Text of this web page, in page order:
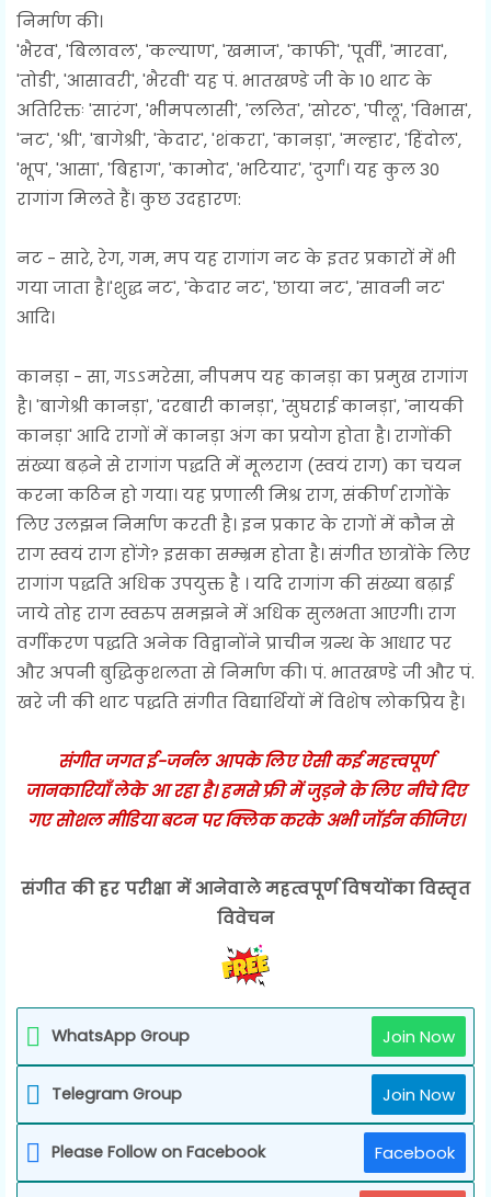
निर्माण की।
'भैरव', 'बिलावल', 'कल्याण', 'खमाज', 'काफी', 'पूर्वी', 'मारवा',
'तोडी', 'आसावरी', 'भैरवी' यह पं. भातखण्डे जी के 10 थाट के
अतिरिक्तः 'सारंग', 'भीमपलासी', 'ललित', 'सोरठ', 'पीलू', 'विभास',
'नट', 'श्री', 'बागेश्री', 'केदार', 'शंकरा', 'कानड़ा', 'मल्हार', 'हिंदोल',
'भूप', 'आसा', 'बिहाग', 'कामोद', 'भटियार', 'दुर्गा'। यह कुल 30
रागांग मिलते हैं। कुछ उदहारण:
नट - सारे, रेग, गम, मप यह रागांग नट के इतर प्रकारों में भी
गया जाता है।'शुद्ध नट', 'केदार नट', 'छाया नट', 'सावनी नट'
आदि।
कानड़ा - सा, गऽऽमरेसा, नीपमप यह कानड़ा का प्रमुख रागांग
है। 'बागेश्री कानड़ा', 'दरबारी कानड़ा', 'सुघराई कानड़ा', 'नायकी
कानड़ा' आदि रागों में कानड़ा अंग का प्रयोग होता है। रागोंकी
संख्या बढ़ने से रागांग पद्धति में मूलराग (स्वयं राग) का चयन
करना कठिन हो गया। यह प्रणाली मिश्र राग, संकीर्ण रागोंके
लिए उलझन निर्माण करती है। इन प्रकार के रागों में कौन से
राग स्वयं राग होंगे? इसका सम्भ्रम होता है। संगीत छात्रोंके लिए
रागांग पद्धति अधिक उपयुक्त है । यदि रागांग की संख्या बढ़ाई
जाये तोह राग स्वरुप समझने में अधिक सुलभता आएगी। राग
वर्गीकरण पद्धति अनेक विद्वानोंने प्राचीन ग्रन्थ के आधार पर
और अपनी बुद्धिकुशलता से निर्माण की। पं. भातखण्डे जी और पं.
खरे जी की थाट पद्धति संगीत विद्यार्थियों में विशेष लोकप्रिय है।
संगीत जगत ई-जर्नल आपके लिए ऐसी कई महत्त्वपूर्ण
जानकारियाँ लेके आ रहा है। हमसे फ्री में जुड़ने के लिए नीचे दिए
गए सोशल मीडिया बटन पर क्लिक करके अभी जॉईन कीजिए।
संगीत की हर परीक्षा में आनेवाले महत्वपूर्ण विषयोंका विस्तृत
विवेचन
WhatsApp Group Join Now
Telegram Group Join Now
Please Follow on Facebook Facebook